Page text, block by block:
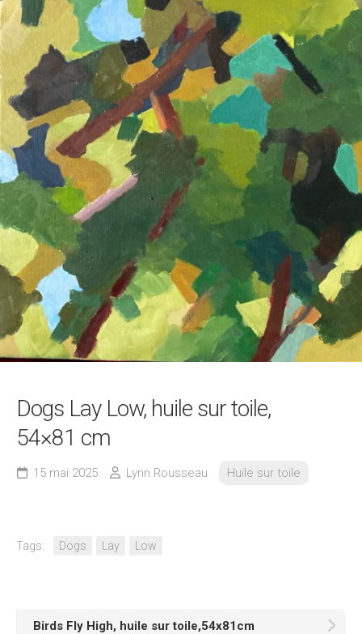
Dogs Lay Low, huile sur toile,
54×81 cm
15 mai 2025 Lynn Rousseau Huile sur toile
Tags: Dogs Lay Low
Birds Fly High, huile sur toile,54x81cm